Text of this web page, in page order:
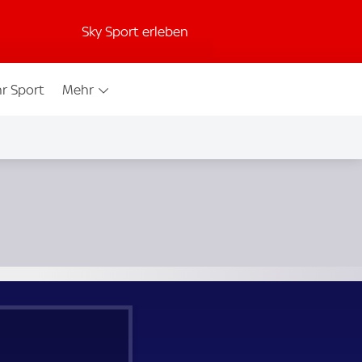
Sky Sport erleben
Sport Mehr